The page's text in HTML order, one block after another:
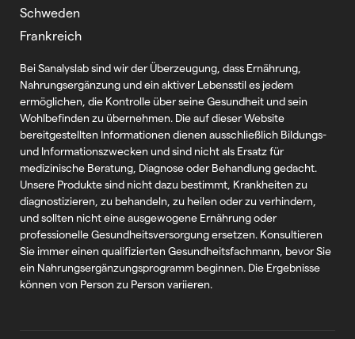
Schweden
Frankreich
Bei Sanalyslab sind wir der Überzeugung, dass Ernährung,
Nahrungsergänzung und ein aktiver Lebensstil es jedem
ermöglichen, die Kontrolle über seine Gesundheit und sein
Wohlbefinden zu übernehmen. Die auf dieser Website
bereitgestellten Informationen dienen ausschließlich Bildungs-
und Informationszwecken und sind nicht als Ersatz für
medizinische Beratung, Diagnose oder Behandlung gedacht.
Unsere Produkte sind nicht dazu bestimmt, Krankheiten zu
diagnostizieren, zu behandeln, zu heilen oder zu verhindern,
und sollten nicht eine ausgewogene Ernährung oder
professionelle Gesundheitsversorgung ersetzen. Konsultieren
Sie immer einen qualifizierten Gesundheitsfachmann, bevor Sie
ein Nahrungsergänzungsprogramm beginnen. Die Ergebnisse
können von Person zu Person variieren.